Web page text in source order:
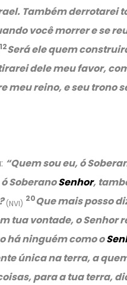
Também derrotarei
você morrer e se
12Será ele quem
dele meu favor,
meu reino, e seu trono
“Quem sou eu, ó
SoberanoSenhor,
(NVI)
20Que mais posso
tua vontade, o Senhor
há ninguém como o
única na terra, a
para a tua terra,